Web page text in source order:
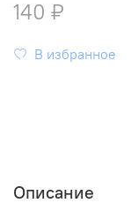
140 ₽
В избранное
Описание